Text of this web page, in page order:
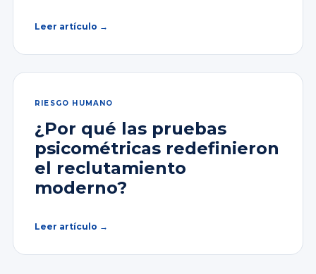
Leer artículo →
RIESGO HUMANO
¿Por qué las pruebas
psicométricas redefinieron
el reclutamiento
moderno?
Leer artículo →